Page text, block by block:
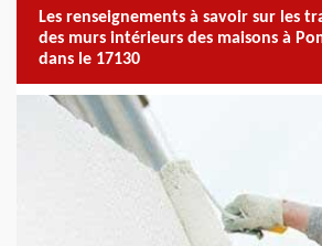
Les renseignements à savoir sur les
des murs intérieurs des maisons à
dans le 17130